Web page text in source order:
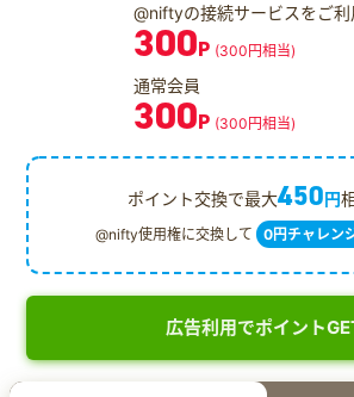
@niftyの接続サービスをご
300P (300円相当)
通常会員
300P (300円相当)
ポイント交換で最大450円
@nifty使用権に交換して 0円チャレン
広告利用でポイント